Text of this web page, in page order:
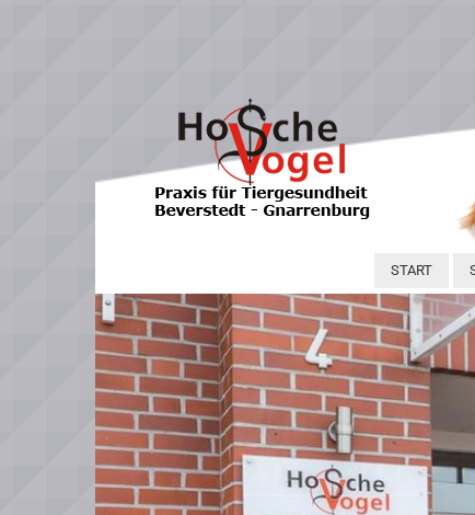
START